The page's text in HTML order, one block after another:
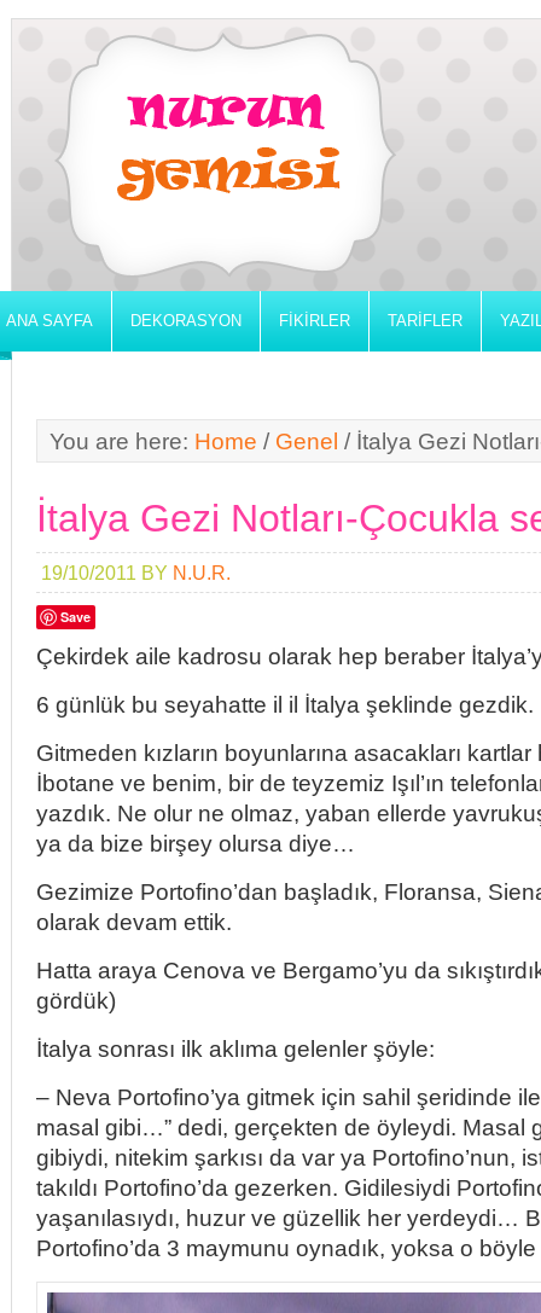
ANA SAYFA DEKORASYON FIKIRLER TARIFLER
You are here: Home / Genel / İtalya Gezi
İtalya Gezi Notları-Çocukla
19/10/2011 BY N.U.R.
Save
Çekirdek aile kadrosu olarak hep beraber
6 günlük bu seyahatte il il İtalya şeklinde gezdik.
Gitmeden kızların boyunlarına asacakları kartlar
İbotane ve benim, bir de teyzemiz Işıl’ın
yazdık. Ne olur ne olmaz, yaban ellerde
ya da bize birşey olursa diye…
Gezimize Portofino’dan başladık, Floransa,
olarak devam ettik.
Hatta araya Cenova ve Bergamo’yu da
gördük)
İtalya sonrası ilk aklıma gelenler şöyle:
– Neva Portofino’ya gitmek için sahil şeridinde
masal gibi…” dedi, gerçekten de öyleydi. Masal
gibiydi, nitekim şarkısı da var ya Portofino’nun,
takıldı Portofino’da gezerken. Gidilesiydi
yaşanılasıydı, huzur ve güzellik her yerdeydi…
Portofino’da 3 maymunu oynadık, yoksa o